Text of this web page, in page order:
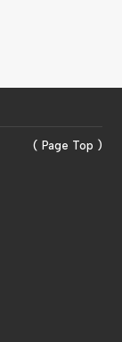
( Page Top )